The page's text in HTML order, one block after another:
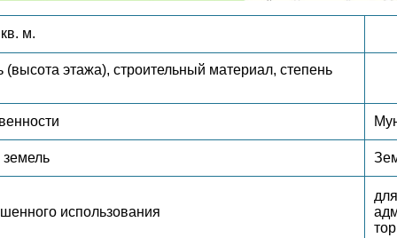
м.
(высота этажа), строительный материал, степень
земель
использования